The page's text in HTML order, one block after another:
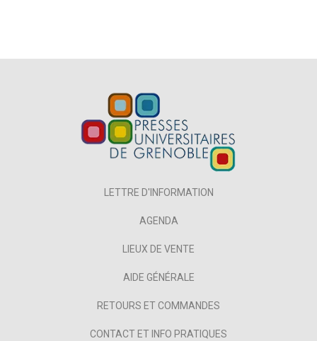
LETTRE D'INFORMATION
AGENDA
LIEUX DE VENTE
AIDE GÉNÉRALE
RETOURS ET COMMANDES
CONTACT ET INFO PRATIQUES